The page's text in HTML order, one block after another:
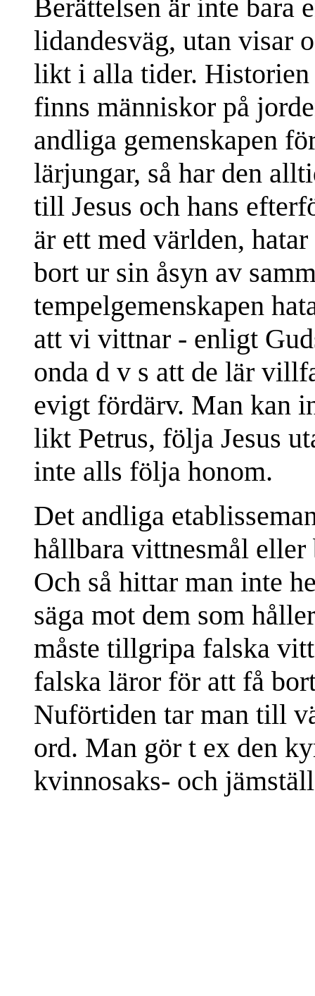
Berättelsen är inte bara
lidandesväg, utan visar
likt i alla tider. Historien
finns människor på
andliga gemenskapen
lärjungar, så har den
till Jesus och hans
är ett med världen,
bort ur sin åsyn av
tempelgemenskapen
att vi vittnar - enligt
onda d v s att de lär
evigt fördärv. Man kan
likt Petrus, följa Jesus
inte alls följa honom.
Det andliga
hållbara vittnesmål eller
Och så hittar man inte
säga mot dem som
måste tillgripa falska
falska läror för att få
Nuförtiden tar man till
ord. Man gör t ex den
kvinnosaks- och